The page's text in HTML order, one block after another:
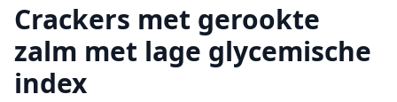
Crackers met gerookte
zalm met lage glycemische
index